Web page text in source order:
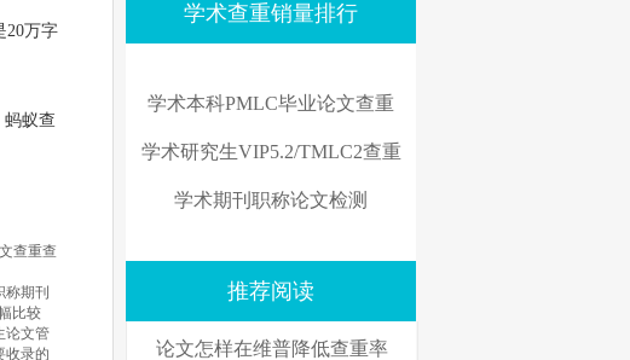
20万字
蚂蚁查
查重查
期刊
比较
论文管
收录的
学术查重销量排行
学术本科PMLC毕业论文查重
学术研究生VIP5.2/TMLC2查重
学术期刊职称论文检测
推荐阅读
论文怎样在维普降低查重率